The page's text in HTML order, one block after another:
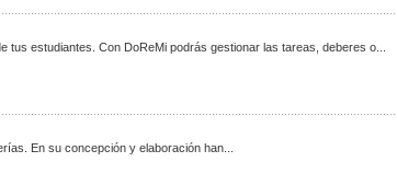
estudiantes. Con DoReMi podrás gestionar las tareas, deberes o...
En su concepción y elaboración han...